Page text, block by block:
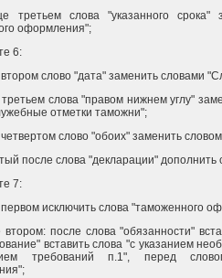
третьем слова "указанного срока"
оформления";
6:
слово "дата" заменить словами
слова "правом нижнем углу"
отметки таможни";
слово "обоих" заменить
после слова "декларации" дополнить
7:
исключить слова "таможенного
после слова "обязанности"
вставить слова "с указанием
требований п.1", перед